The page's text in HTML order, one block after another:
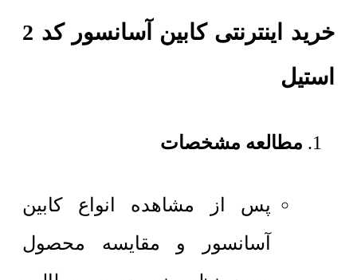
خرید اینترنتی کابین آسانسور کد 2
استیل
مطالعه مشخصات
پس از مشاهده انواع کابین
آسانسور و مقایسه محصول